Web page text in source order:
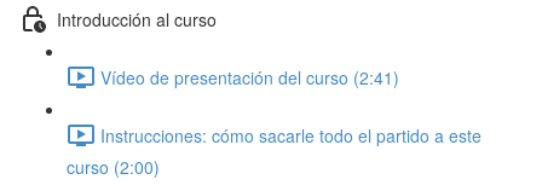
Introducción al curso
Vídeo de presentación del curso (2:41)
Instrucciones: cómo sacarle todo el partido a este
curso (2:00)